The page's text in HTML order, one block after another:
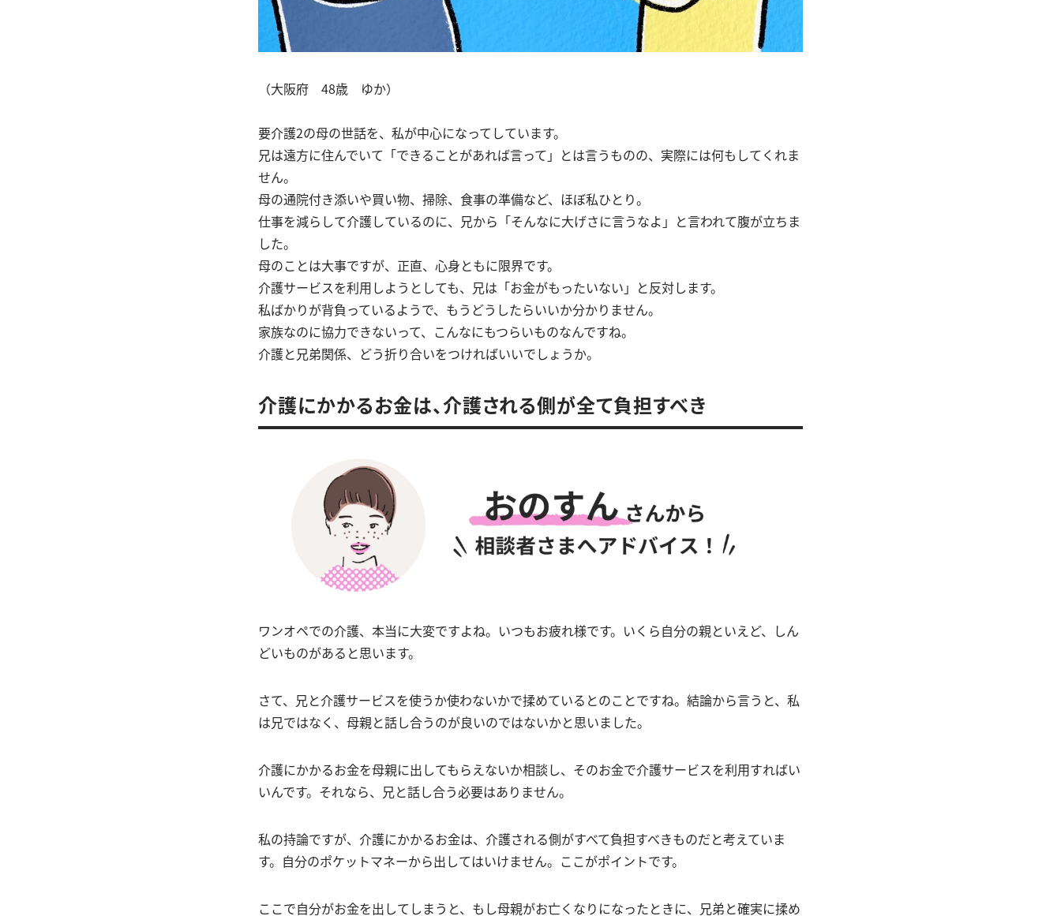
（大阪府 48歳 ゆか）
要介護2の母の世話を、私が中心になってしています。
兄は遠方に住んでいて「できることがあれば言って」とは言うものの、実際には何もしてくれま
せん。
母の通院付き添いや買い物、掃除、食事の準備など、ほぼ私ひとり。
仕事を減らして介護しているのに、兄から「そんなに大げさに言うなよ」と言われて腹が立ちま
した。
母のことは大事ですが、正直、心身ともに限界です。
介護サービスを利用しようとしても、兄は「お金がもったいない」と反対します。
私ばかりが背負っているようで、もうどうしたらいいか分かりません。
家族なのに協力できないって、こんなにもつらいものなんですね。
介護と兄弟関係、どう折り合いをつければいいでしょうか。
介護にかかるお金は、介護される側が全て負担すべき
ワンオペでの介護、本当に大変ですよね。いつもお疲れ様です。いくら自分の親といえど、しん
どいものがあると思います。
さて、兄と介護サービスを使うか使わないかで揉めているとのことですね。結論から言うと、私
は兄ではなく、母親と話し合うのが良いのではないかと思いました。
介護にかかるお金を母親に出してもらえないか相談し、そのお金で介護サービスを利用すればい
いんです。それなら、兄と話し合う必要はありません。
私の持論ですが、介護にかかるお金は、介護される側がすべて負担すべきものだと考えていま
す。自分のポケットマネーから出してはいけません。ここがポイントです。
ここで自分がお金を出してしまうと、もし母親がお亡くなりになったときに、兄弟と確実に揉め